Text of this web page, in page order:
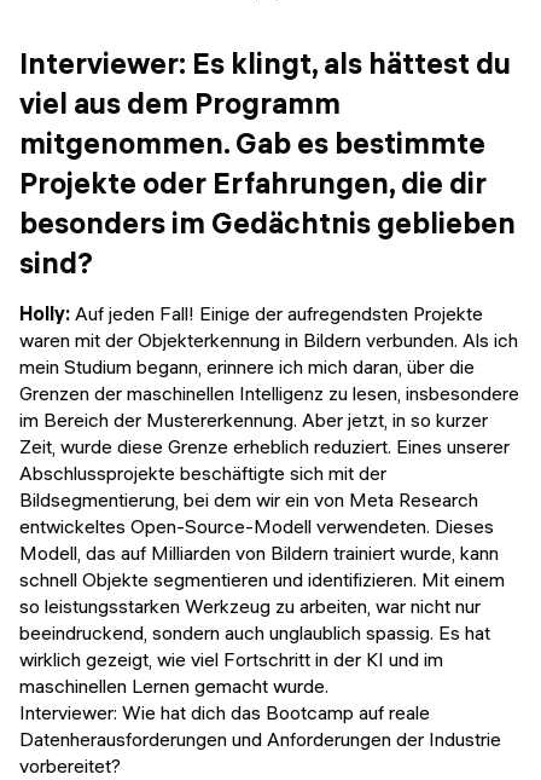
Interviewer: Es klingt, als hättest du
viel aus dem Programm
mitgenommen. Gab es bestimmte
Projekte oder Erfahrungen, die dir
besonders im Gedächtnis geblieben
sind?
Holly: Auf jeden Fall! Einige der aufregendsten Projekte
waren mit der Objekterkennung in Bildern verbunden. Als ich
mein Studium begann, erinnere ich mich daran, über die
Grenzen der maschinellen Intelligenz zu lesen, insbesondere
im Bereich der Mustererkennung. Aber jetzt, in so kurzer
Zeit, wurde diese Grenze erheblich reduziert. Eines unserer
Abschlussprojekte beschäftigte sich mit der
Bildsegmentierung, bei dem wir ein von Meta Research
entwickeltes Open-Source-Modell verwendeten. Dieses
Modell, das auf Milliarden von Bildern trainiert wurde, kann
schnell Objekte segmentieren und identifizieren. Mit einem
so leistungsstarken Werkzeug zu arbeiten, war nicht nur
beeindruckend, sondern auch unglaublich spassig. Es hat
wirklich gezeigt, wie viel Fortschritt in der KI und im
maschinellen Lernen gemacht wurde.
Interviewer: Wie hat dich das Bootcamp auf reale
Datenherausforderungen und Anforderungen der Industrie
vorbereitet?